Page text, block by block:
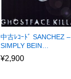
中古ﾚｺｰﾄﾞ SANCHEZ –
SIMPLY BEIN…
¥2,900